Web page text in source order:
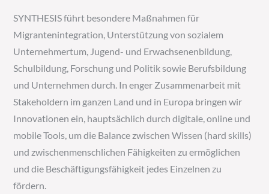
SYNTHESIS führt besondere Maßnahmen für
Migrantenintegration, Unterstützung von sozialem
Unternehmertum, Jugend- und Erwachsenenbildung,
Schulbildung, Forschung und Politik sowie Berufsbildung
und Unternehmen durch. In enger Zusammenarbeit mit
Stakeholdern im ganzen Land und in Europa bringen wir
Innovationen ein, hauptsächlich durch digitale, online und
mobile Tools, um die Balance zwischen Wissen (hard skills)
und zwischenmenschlichen Fähigkeiten zu ermöglichen
und die Beschäftigungsfähigkeit jedes Einzelnen zu
fördern.